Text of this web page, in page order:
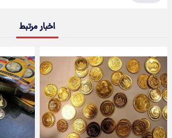
اخبار مرتبط